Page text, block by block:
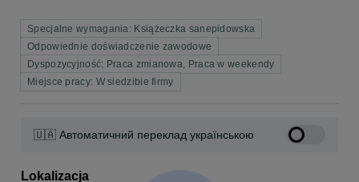
Specjalne wymagania: Książeczka sanepidowska
Odpowiednie doświadczenie zawodowe
Dyspozycyjność: Praca zmianowa, Praca w weekendy
Miejsce pracy: W siedzibie firmy
🇺🇦 Автоматичний переклад українською
Lokalizacja